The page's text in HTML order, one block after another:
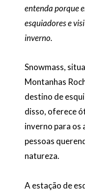
entenda porque
esquiadores e
inverno.
Snowmass,
Montanhas
destino de
disso, oferece
inverno para os
pessoas
natureza.
A estação de